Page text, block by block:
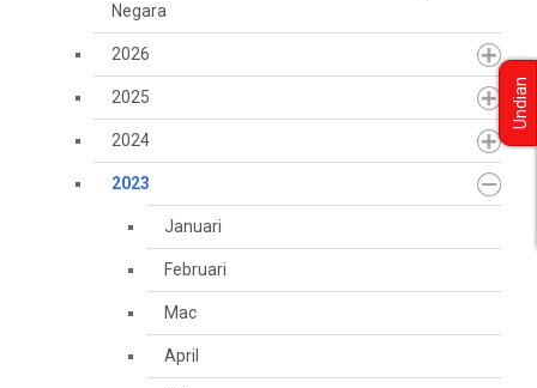
Negara
2026
2025
2024
2023
Januari
Februari
Mac
April
Undian